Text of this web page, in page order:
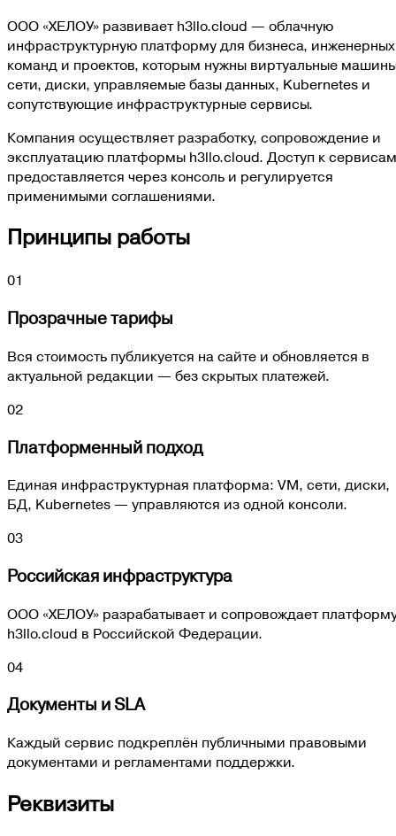
ООО «ХЕЛОУ» развивает h3llo.cloud — облачную
инфраструктурную платформу для бизнеса, инженерных
команд и проектов, которым нужны виртуальные
сети, диски, управляемые базы данных, Kubernetes и
сопутствующие инфраструктурные сервисы.
Компания осуществляет разработку, сопровождение и
эксплуатацию платформы h3llo.cloud. Доступ к сервисам
предоставляется через консоль и регулируется
применимыми соглашениями.
Принципы работы
01
Прозрачные тарифы
Вся стоимость публикуется на сайте и обновляется в
актуальной редакции — без скрытых платежей.
02
Платформенный подход
Единая инфраструктурная платформа: VM, сети, диски,
БД, Kubernetes — управляются из одной консоли.
03
Российская инфраструктура
ООО «ХЕЛОУ» разрабатывает и сопровождает
h3llo.cloud в Российской Федерации.
04
Документы и SLA
Каждый сервис подкреплён публичными правовыми
документами и регламентами поддержки.
Реквизиты